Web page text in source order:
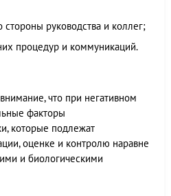
стороны руководства и коллег;
процедур и коммуникаций.
что при негативном
факторы
которые подлежат
оценке и контролю наравне
и биологическими